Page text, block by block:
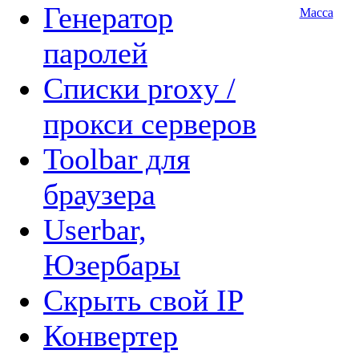
Генератор
паролей
Списки proxy /
прокси серверов
Toolbar для
браузера
Userbar,
Юзербары
Cкрыть свой IP
Конвертер
Масса